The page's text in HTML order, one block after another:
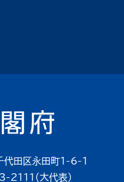
田区永田町1-6-1
（大代表）